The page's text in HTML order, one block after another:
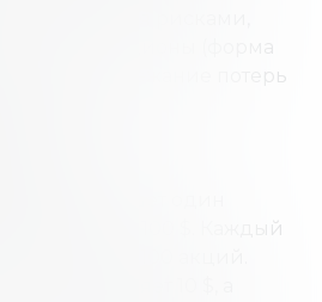
управления рисками,
пут-опционы (форма
во избежание потерь
пут?
пишет один
за 100 $. Каждый
покрывает 100 акций.
составляет 10 $, а